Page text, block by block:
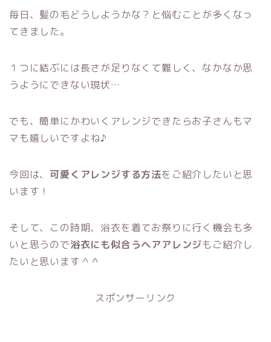
毎日、髪の毛どうしようかな？と悩むことが多くなっ
てきました。
１つに結ぶには長さが足りなくて難しく、なかなか思
うようにできない現状…
でも、簡単にかわいくアレンジできたらお子さんもマ
マも嬉しいですよね♪
今回は、 可愛くアレンジする方法をご紹介したいと思
います！
そして、この時期、浴衣を着てお祭りに行く機会も多
いと思うので浴衣にも似合うヘアアレンジもご紹介し
たいと思います＾＾
スポンサーリンク